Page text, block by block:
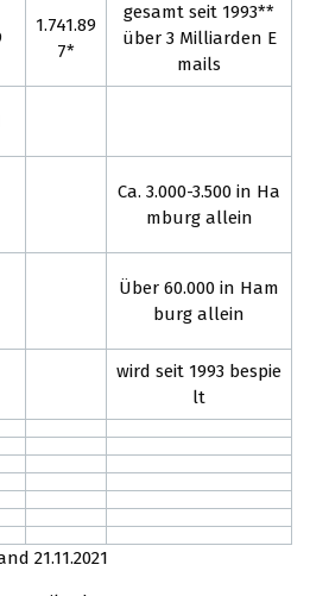
1.741.89
7*
gesamt seit 1993**
über 3 Milliarden E
mails
Ca. 3.000-3.500 in Ha
mburg allein
Über 60.000 in Ham
burg allein
wird seit 1993 bespie
lt
21.11.2021